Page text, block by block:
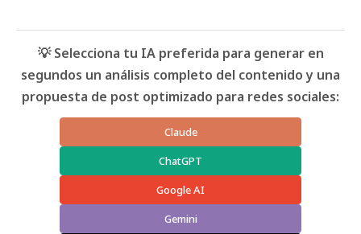
💡 Selecciona tu IA preferida para generar en
segundos un análisis completo del contenido y una
propuesta de post optimizado para redes sociales:
Claude
ChatGPT
Google AI
Gemini